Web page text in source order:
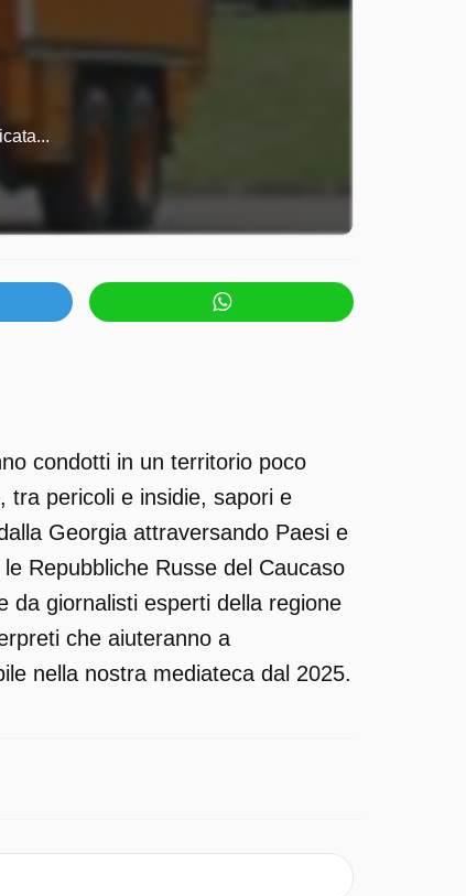
condotti in un territorio poco
tra pericoli e insidie, sapori e
Georgia attraversando Paesi e
Repubbliche Russe del Caucaso
da giornalisti esperti della regione
che aiuteranno a
nella nostra mediateca dal 2025.